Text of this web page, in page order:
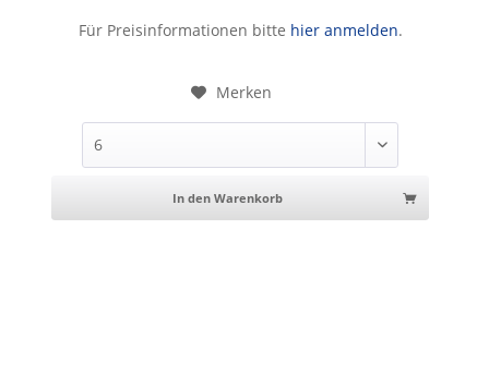
Kugelschreiber mit Messer Bern
Für Preisinformationen bitte hier anmelden.
Merken
In den Warenkorb